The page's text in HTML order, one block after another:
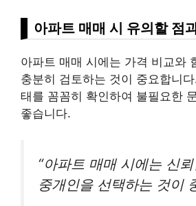
아파트 매매 시 유의할 점
아파트 매매 시에는 가격 비교와
충분히 검토하는 것이 중요합니
태를 꼼꼼히 확인하여 불필요한
좋습니다.
“아파트 매매 시에는 신
중개인을 선택하는 것이